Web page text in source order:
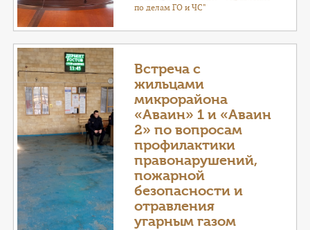
по делам ГО и ЧС"
Встреча с
жильцами
микрорайона
«Аваин» 1 и «Аваин
2» по вопросам
профилактики
правонарушений,
пожарной
безопасности и
отравления
угарным газом